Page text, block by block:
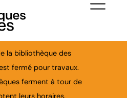
la bibliothèque des
fermé pour travaux.
ferment à tour de
leurs horaires.
Menu de